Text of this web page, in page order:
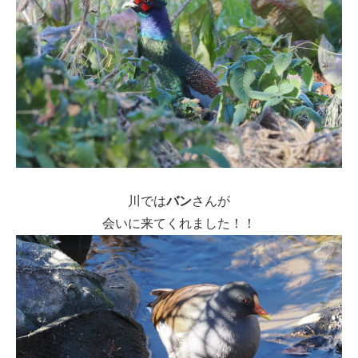
川ではバンさんが
会いに来てくれました！！